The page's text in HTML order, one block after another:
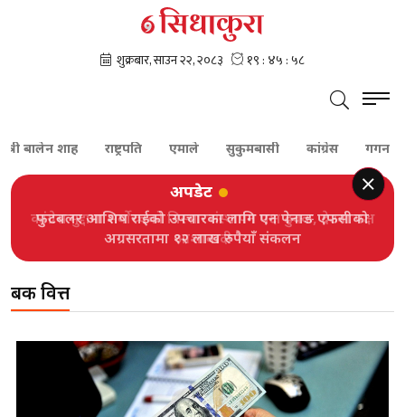
बालेन शाह राष्ट्रपति एमाले सुकुमबासी कांग्रेस गगन थापा
अपडेट
फुटबलर आशिष राईको उपचारका लागि एन पेनाङ एफसीको
अग्रसरतामा १२ लाख रुपैयाँ संकलन
बैंक वित्त